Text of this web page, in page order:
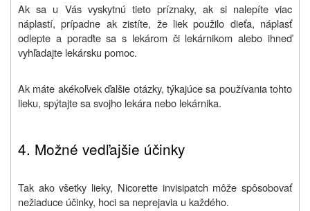
Ak sa u Vás vyskytnú tieto príznaky, ak si nalepíte viac
náplastí, prípadne ak zistíte, že liek použilo dieťa, náplasť
odlepte a poraďte sa s lekárom či lekárnikom alebo ihneď
vyhľadajte lekársku pomoc.
Ak máte akékoľvek ďalšie otázky, týkajúce sa používania tohto
lieku, spýtajte sa svojho lekára nebo lekárnika.
4. Možné vedľajšie účinky
Tak ako všetky lieky, Nicorette invisipatch môže spôsobovať
nežiaduce účinky, hoci sa neprejavia u každého.